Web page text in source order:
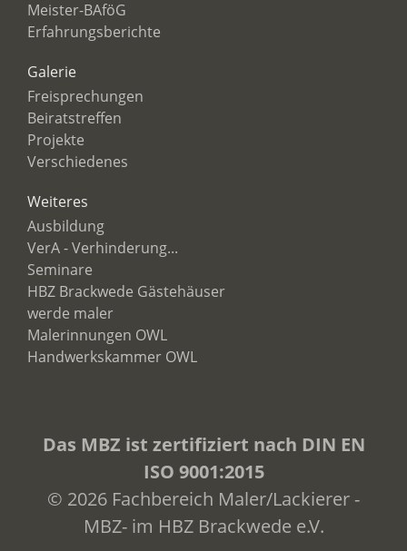
Meister-BAföG
Erfahrungsberichte
Galerie
Freisprechungen
Beiratstreffen
Projekte
Verschiedenes
Weiteres
Ausbildung
VerA - Verhinderung...
Seminare
HBZ Brackwede Gästehäuser
werde maler
Malerinnungen OWL
Handwerkskammer OWL
Das MBZ ist zertifiziert nach DIN EN
ISO 9001:2015
© 2026 Fachbereich Maler/Lackierer -
MBZ- im HBZ Brackwede e.V.